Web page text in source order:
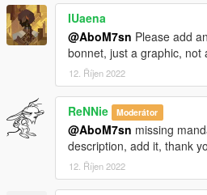
IUaena
@AboM7sn Please add
bonnet, just a graphic, not
12. Říjen 2022
ReNNie Moderátor
@AboM7sn missing
description, add it, thank
12. Říjen 2022